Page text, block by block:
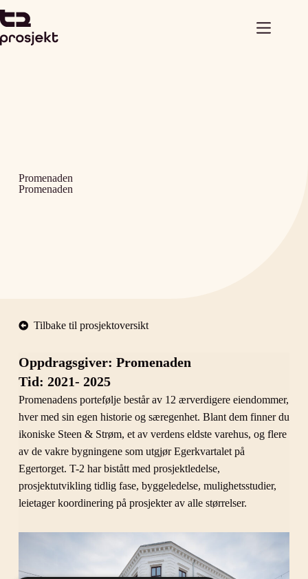
Promenaden
Promenaden
Tilbake til prosjektoversikt
Oppdragsgiver: Promenaden
Tid: 2021- 2025
Promenadens portefølje består av 12 ærverdigere eiendommer,
hver med sin egen historie og særegenhet. Blant dem finner du
ikoniske Steen & Strøm, et av verdens eldste varehus, og flere
av de vakre bygningene som utgjør Egerkvartalet på
Egertorget. T-2 har bistått med prosjektledelse,
prosjektutvikling tidlig fase, byggeledelse, mulighetsstudier,
leietager koordinering på prosjekter av alle størrelser.